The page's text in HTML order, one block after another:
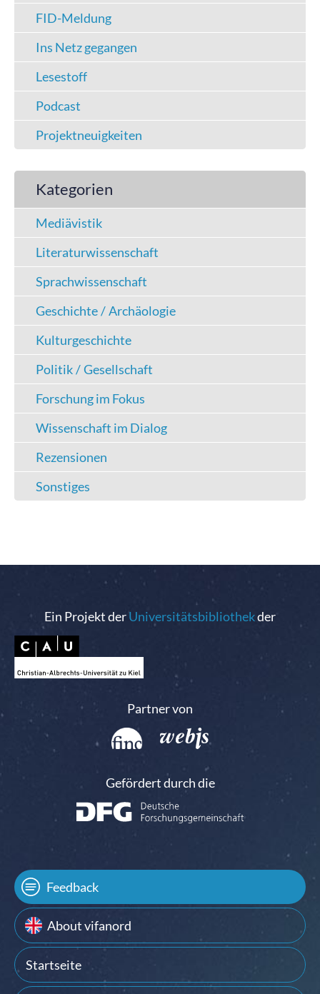
FID-Meldung
Ins Netz gegangen
Lesestoff
Podcast
Projektneuigkeiten
Kategorien
Mediävistik
Literaturwissenschaft
Sprachwissenschaft
Geschichte / Archäologie
Kulturgeschichte
Politik / Gesellschaft
Forschung im Fokus
Wissenschaft im Dialog
Rezensionen
Sonstiges
Ein Projekt derUniversitätsbibliothekder
Partner von
Gefördert durch die
Feedback
About vifanord
Startseite